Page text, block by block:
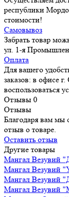
республики
стоимости!
Самовывоз
Забрать товар
ул. 1-я
Оплата
Для вашего
заказов: в офисе
воспользоваться
Отзывы 0
Отзывы
Благодаря вам мы
отзыв о товаре.
Оставить отзыв
Другие товары
Мангал Везувий
Мангал Везувий
Мангал Везувий
Мангал Везувий